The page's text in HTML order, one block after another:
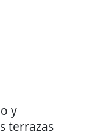
y
terrazas